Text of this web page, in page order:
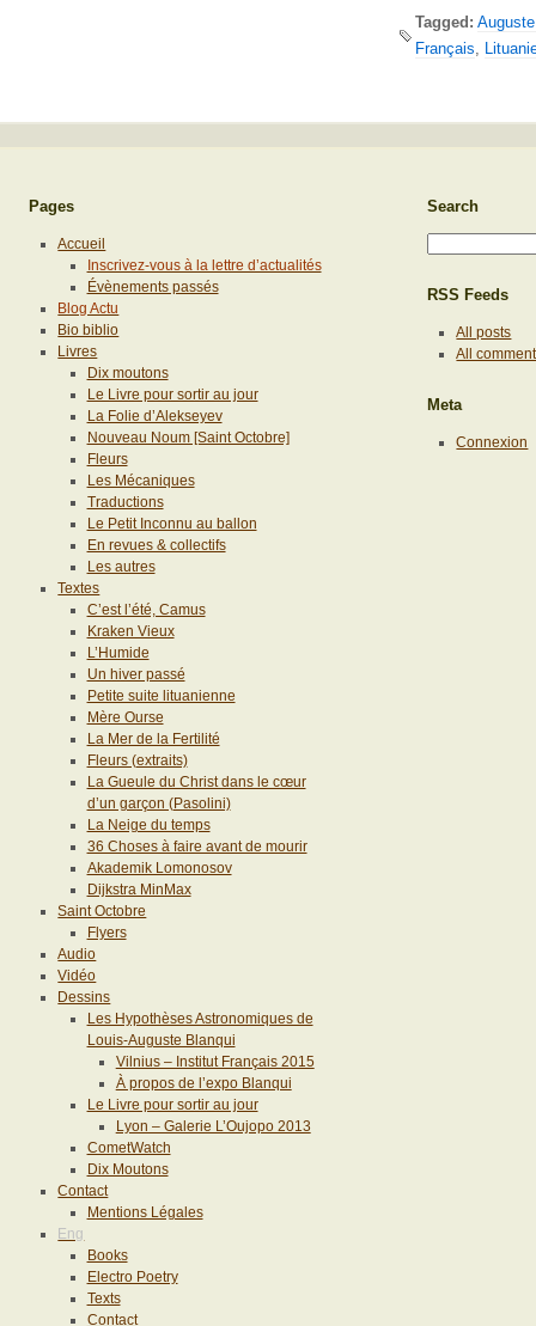
Tagged:
Français
Pages
Accueil
Inscrivez-vous à la lettre d’actualités
Évènements passés
Blog Actu
Bio biblio
Livres
Dix moutons
Le Livre pour sortir au jour
La Folie d’Alekseyev
Nouveau Noum [Saint Octobre]
Fleurs
Les Mécaniques
Traductions
Le Petit Inconnu au ballon
En revues & collectifs
Les autres
Textes
C’est l’été, Camus
Kraken Vieux
L’Humide
Un hiver passé
Petite suite lituanienne
Mère Ourse
La Mer de la Fertilité
Fleurs (extraits)
La Gueule du Christ dans le cœur
d’un garçon (Pasolini)
La Neige du temps
36 Choses à faire avant de mourir
Akademik Lomonosov
Dijkstra MinMax
Saint Octobre
Flyers
Audio
Vidéo
Dessins
Les Hypothèses Astronomiques de
Louis-Auguste Blanqui
Vilnius – Institut Français 2015
À propos de l’expo Blanqui
Le Livre pour sortir au jour
Lyon – Galerie L’Oujopo 2013
CometWatch
Dix Moutons
Contact
Mentions Légales
Eng
Books
Electro Poetry
Texts
Contact
Search
RSS Feeds
All posts
All
Meta
Connexion